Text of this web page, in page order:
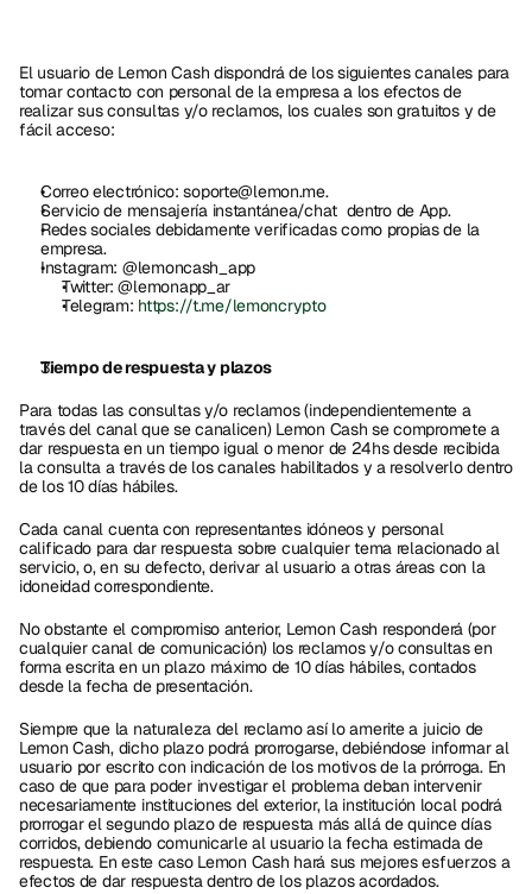
El usuario de Lemon Cash dispondrá de los siguientes canales para
tomar contacto con personal de la empresa a los efectos de
realizar sus consultas y/o reclamos, los cuales son gratuitos y de
fácil acceso:
Correo electrónico: soporte@lemon.me.
Servicio de mensajería instantánea/chat  dentro de App.
Redes sociales debidamente verificadas como propias de la
empresa.
Instagram: @lemoncash_app
Twitter: @lemonapp_ar
Telegram: https://t.me/lemoncrypto
Tiempo de respuesta y plazos
Para todas las consultas y/o reclamos (independientemente a
través del canal que se canalicen) Lemon Cash se compromete a
dar respuesta en un tiempo igual o menor de 24hs desde recibida
la consulta a través de los canales habilitados y a resolverlo dentro
de los 10 días hábiles.
Cada canal cuenta con representantes idóneos y personal
calificado para dar respuesta sobre cualquier tema relacionado al
servicio, o, en su defecto, derivar al usuario a otras áreas con la
idoneidad correspondiente.
No obstante el compromiso anterior, Lemon Cash responderá (por
cualquier canal de comunicación) los reclamos y/o consultas en
forma escrita en un plazo máximo de 10 días hábiles, contados
desde la fecha de presentación.
Siempre que la naturaleza del reclamo así lo amerite a juicio de
Lemon Cash, dicho plazo podrá prorrogarse, debiéndose informar al
usuario por escrito con indicación de los motivos de la prórroga. En
caso de que para poder investigar el problema deban intervenir
necesariamente instituciones del exterior, la institución local podrá
prorrogar el segundo plazo de respuesta más allá de quince días
corridos, debiendo comunicarle al usuario la fecha estimada de
respuesta. En este caso Lemon Cash hará sus mejores esfuerzos a
efectos de dar respuesta dentro de los plazos acordados.